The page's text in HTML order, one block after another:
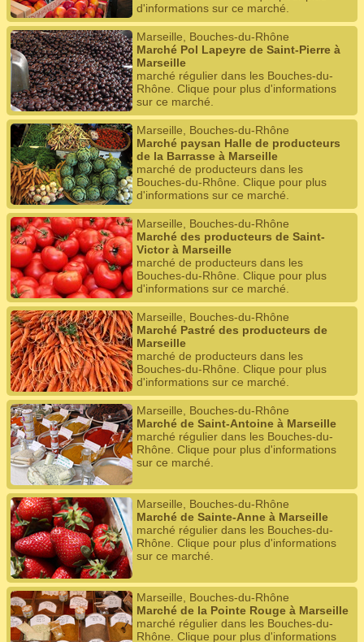
d'informations sur ce marché.
Marseille, Bouches-du-Rhône
Marché Pol Lapeyre de Saint-Pierre à
Marseille
marché régulier dans les Bouches-du-
Rhône. Clique pour plus d'informations
sur ce marché.
Marseille, Bouches-du-Rhône
Marché paysan Halle de producteurs
de la Barrasse à Marseille
marché de producteurs dans les
Bouches-du-Rhône. Clique pour plus
d'informations sur ce marché.
Marseille, Bouches-du-Rhône
Marché des producteurs de Saint-
Victor à Marseille
marché de producteurs dans les
Bouches-du-Rhône. Clique pour plus
d'informations sur ce marché.
Marseille, Bouches-du-Rhône
Marché Pastré des producteurs de
Marseille
marché de producteurs dans les
Bouches-du-Rhône. Clique pour plus
d'informations sur ce marché.
Marseille, Bouches-du-Rhône
Marché de Saint-Antoine à Marseille
marché régulier dans les Bouches-du-
Rhône. Clique pour plus d'informations
sur ce marché.
Marseille, Bouches-du-Rhône
Marché de Sainte-Anne à Marseille
marché régulier dans les Bouches-du-
Rhône. Clique pour plus d'informations
sur ce marché.
Marseille, Bouches-du-Rhône
Marché de la Pointe Rouge à Marseille
marché régulier dans les Bouches-du-
Rhône. Clique pour plus d'informations